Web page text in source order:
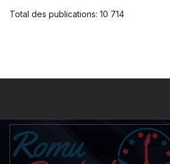
Total des publications: 10 714